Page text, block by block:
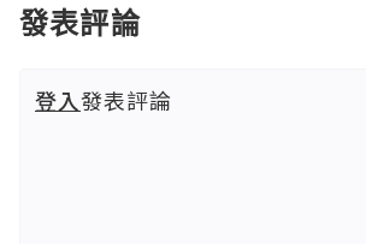
發表評論
登入發表評論